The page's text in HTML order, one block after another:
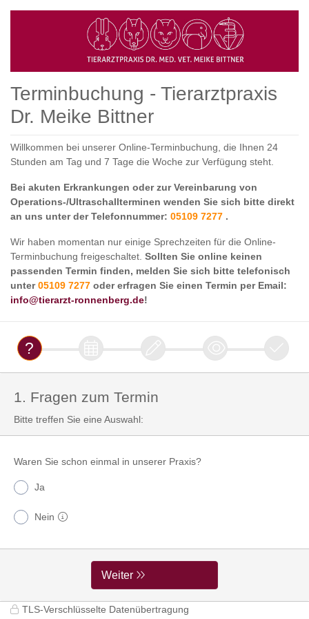
Terminbuchung - Tierarztpraxis
Dr. Meike Bittner
Willkommen bei unserer Online-Terminbuchung, die Ihnen 24
Stunden am Tag und 7 Tage die Woche zur Verfügung steht.
Bei akuten Erkrankungen oder zur Vereinbarung von
Operations-/Ultraschallterminen wenden Sie sich bitte direkt
an uns unter der Telefonnummer: 05109 7277 .
Wir haben momentan nur einige Sprechzeiten für die Online-
Terminbuchung freigeschaltet. Sollten Sie online keinen
passenden Termin finden, melden Sie sich bitte telefonisch
unter05109 7277 oder erfragen Sie einen Termin per Email:
info@tierarzt-ronnenberg.de!
1. Fragen zum Termin
Bitte treffen Sie eine Auswahl:
Waren Sie schon einmal in unserer Praxis?
Ja
Nein
Weiter
TLS-Verschlüsselte Datenübertragung